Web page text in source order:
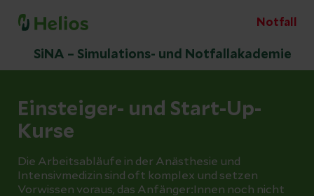
Notfall
SiNA – Simulations- und Notfallakademie
Einsteiger- und Start-Up-
Kurse
Die Arbeitsabläufe in der Anästhesie und
Intensivmedizin sind oft komplex und setzen
Vorwissen voraus, das Anfänger:Innen noch nicht